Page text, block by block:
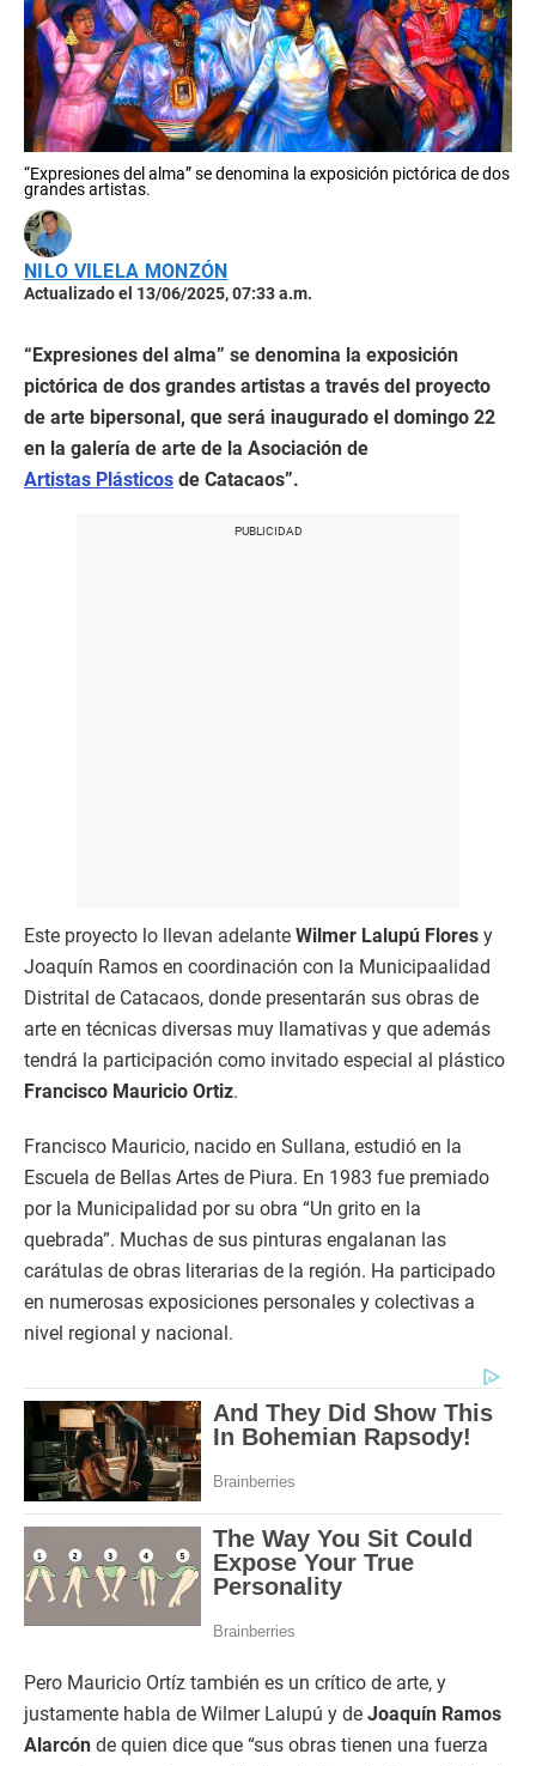
“Expresiones del alma” se denomina la exposición pictórica de dos
grandes artistas.
NILO VILELA MONZÓN
Actualizado el 13/06/2025, 07:33 a.m.
“Expresiones del alma” se denomina la exposición
pictórica de dos grandes artistas a través del proyecto
de arte bipersonal, que será inaugurado el domingo 22
en la galería de arte de la Asociación de
Artistas Plásticos de Catacaos”.
Este proyecto lo llevan adelante Wilmer Lalupú Flores y
Joaquín Ramos en coordinación con la Municipaalidad
Distrital de Catacaos, donde presentarán sus obras de
arte en técnicas diversas muy llamativas y que además
tendrá la participación como invitado especial al plástico
Francisco Mauricio Ortiz.
Francisco Mauricio, nacido en Sullana, estudió en la
Escuela de Bellas Artes de Piura. En 1983 fue premiado
por la Municipalidad por su obra “Un grito en la
quebrada”. Muchas de sus pinturas engalanan las
carátulas de obras literarias de la región. Ha participado
en numerosas exposiciones personales y colectivas a
nivel regional y nacional.
Pero Mauricio Ortíz también es un crítico de arte, y
justamente habla de Wilmer Lalupú y de Joaquín Ramos
Alarcón de quien dice que “sus obras tienen una fuerza